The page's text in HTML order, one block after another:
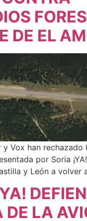
DE EL
y Vox han rechazado
por Soria
y León a volver
DE LA